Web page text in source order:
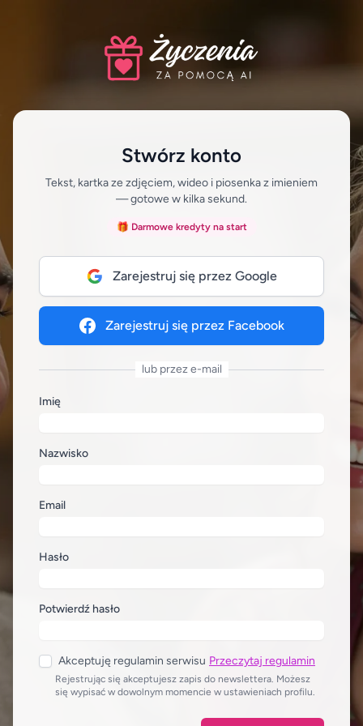
Stwórz konto
Tekst, kartka ze zdjęciem, wideo i piosenka z imieniem
— gotowe w kilka sekund.
🎁 Darmowe kredyty na start
Zarejestruj się przez Google
Zarejestruj się przez Facebook
lub przez e-mail
Imię
Nazwisko
Email
Hasło
Potwierdź hasło
Akceptuję regulamin serwisu Przeczytaj regulamin
Rejestrując się akceptujesz zapis do newslettera. Możesz
się wypisać w dowolnym momencie w ustawieniach profilu.